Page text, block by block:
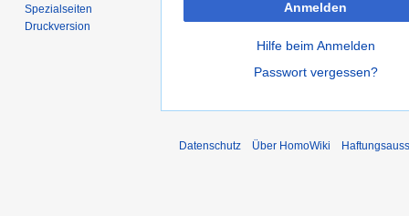
Anmelden
Hilfe beim Anmelden
Passwort vergessen?
Spezialseiten
Druckversion
Datenschutz Über HomoWiki